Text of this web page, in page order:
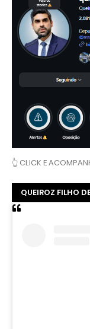
👆 CLICK E
QUEIROZ FILHO